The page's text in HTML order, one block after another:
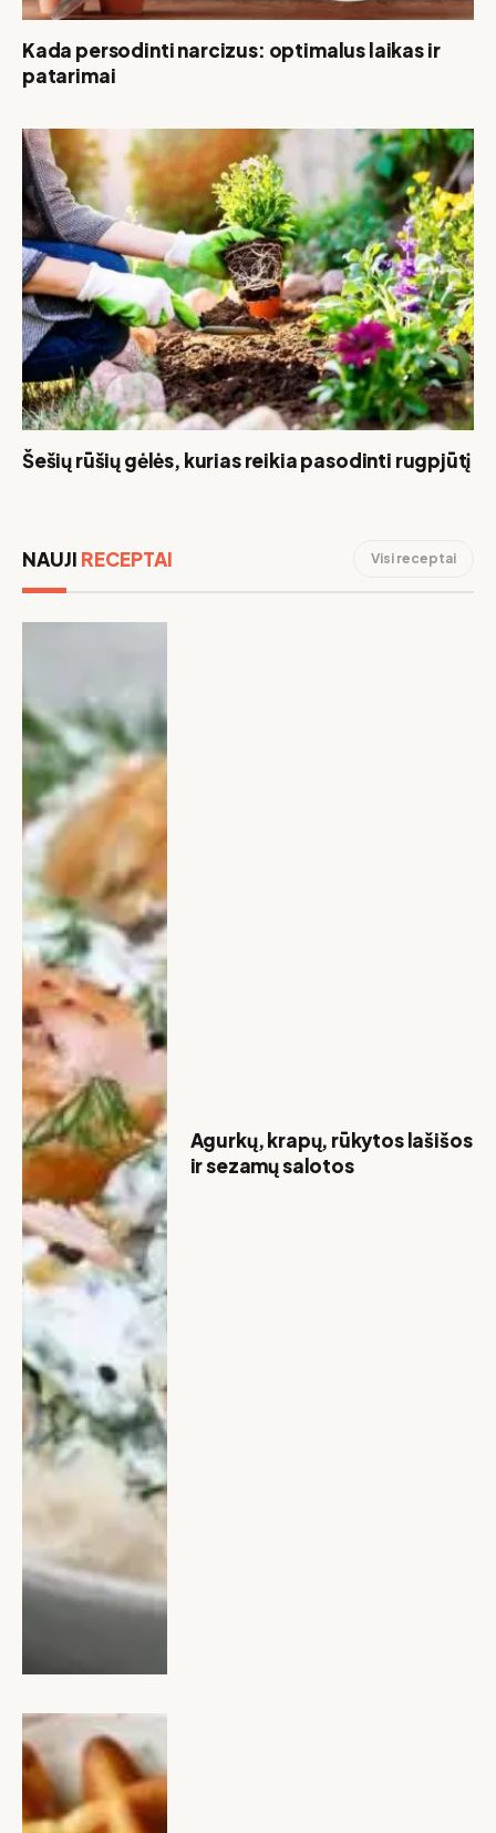
Kada persodinti narcizus: optimalus laikas ir
patarimai
Šešių rūšių gėlės, kurias reikia pasodinti rugpjūtį
NAUJI RECEPTAI Visi receptai
Agurkų, krapų, rūkytos lašišos
ir sezamų salotos